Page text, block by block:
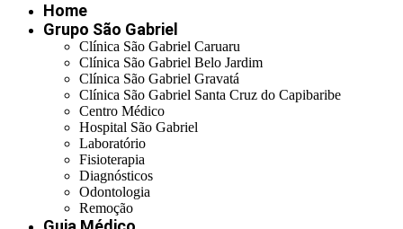
Home
Grupo São Gabriel
Clínica São Gabriel Caruaru
Clínica São Gabriel Belo Jardim
Clínica São Gabriel Gravatá
Clínica São Gabriel Santa Cruz do Capibaribe
Centro Médico
Hospital São Gabriel
Laboratório
Fisioterapia
Diagnósticos
Odontologia
Remoção